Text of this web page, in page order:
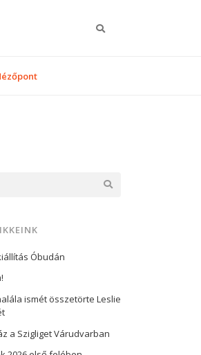
Óbudán
ismét összetörte Leslie
a Szigliget Várudvarban